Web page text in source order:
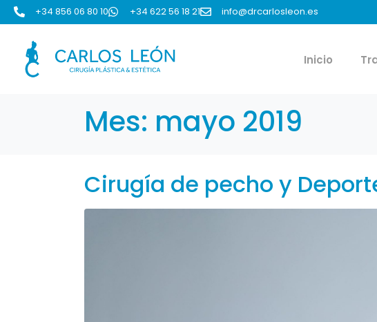
+34 856 06 80 10 +34 622 56 18 21 info@drcarlosleon.es
Inicio
Mes: mayo 2019
Cirugía de pecho y